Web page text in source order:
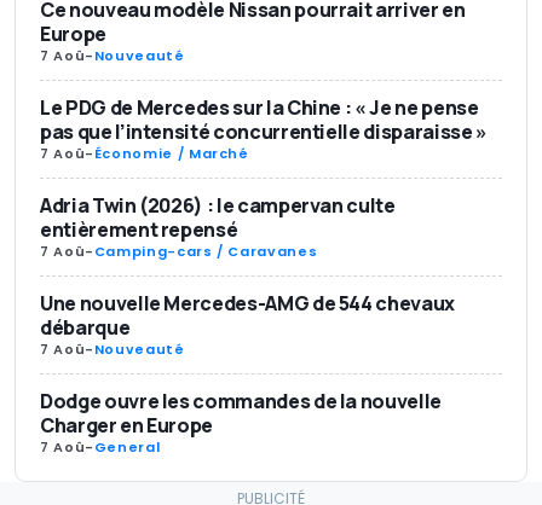
Ce nouveau modèle Nissan pourrait arriver en
Europe
7 Aoû-Nouveauté
Le PDG de Mercedes sur la Chine : « Je ne pense
pas que l’intensité concurrentielle disparaisse »
7 Aoû-Économie / Marché
Adria Twin (2026) : le campervan culte
entièrement repensé
7 Aoû-Camping-cars / Caravanes
Une nouvelle Mercedes-AMG de 544 chevaux
débarque
7 Aoû-Nouveauté
Dodge ouvre les commandes de la nouvelle
Charger en Europe
7 Aoû-General